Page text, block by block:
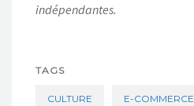
indépendantes.
TAGS
CULTURE E-COMMERCE